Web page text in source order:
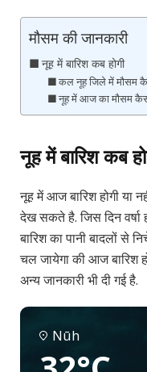
मौसम की जानकारी
नूह में बारिश कब होगी
कल नूह जिले में मौसम
नूह में आज का मौसम
नूह में बारिश कब
नूह में आज बारिश होगी या
देख सकते है. जिस दिन वर्षा
बारिश का पानी बादलों से
चल जायेगा की आज बारिश
अन्य जानकारी भी दी गई है.
Nūh